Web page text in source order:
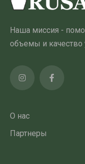
товара
Наша миссия -
объемы и качество
О нас
Партнеры